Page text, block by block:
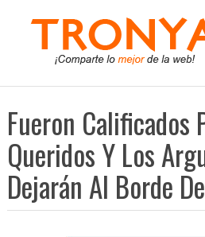
Fueron Calificados
Queridos Y Los
Dejarán Al Borde